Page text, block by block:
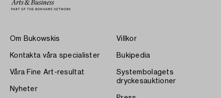
Om Bukowskis
Kontakta våra specialister
Våra Fine Art-resultat
Nyheter
Villkor
Bukipedia
Systembolagets
dryckesauktioner